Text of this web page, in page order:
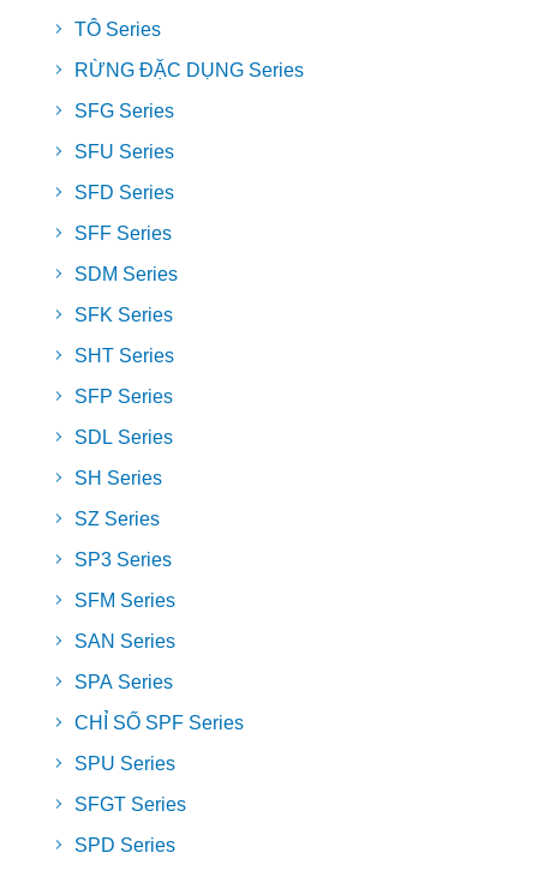
TÔ Series
RỪNG ĐẶC DỤNG Series
SFG Series
SFU Series
SFD Series
SFF Series
SDM Series
SFK Series
SHT Series
SFP Series
SDL Series
SH Series
SZ Series
SP3 Series
SFM Series
SAN Series
SPA Series
CHỈ SỐ SPF Series
SPU Series
SFGT Series
SPD Series